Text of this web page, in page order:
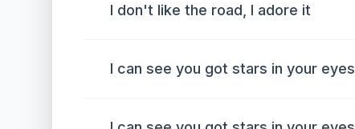
I don't like the road, I adore it
I can see you got stars in your eyes